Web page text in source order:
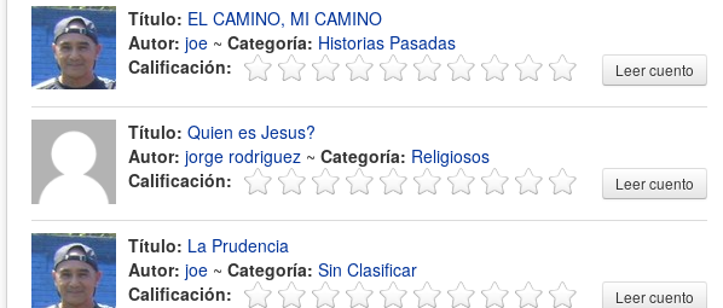
Título: EL CAMINO, MI CAMINO
Autor: joe ~ Categoría: Historias Pasadas
Calificación:
Leer cuento
Título: Quien es Jesus?
Autor: jorge rodriguez ~ Categoría: Religiosos
Calificación:
Leer cuento
Título: La Prudencia
Autor: joe ~ Categoría: Sin Clasificar
Calificación:
Leer cuento